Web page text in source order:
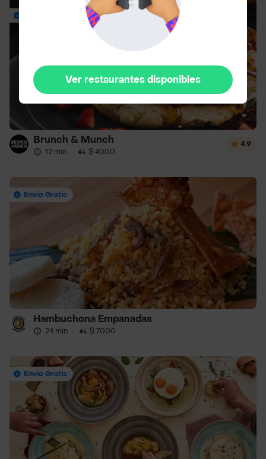
Brunch & Munch
12 min · $ 4000
4.9
Envío Gratis
Hambuchona Empanadas
24 min · $ 7000
Envío Gratis
Ver restaurantes disponibles